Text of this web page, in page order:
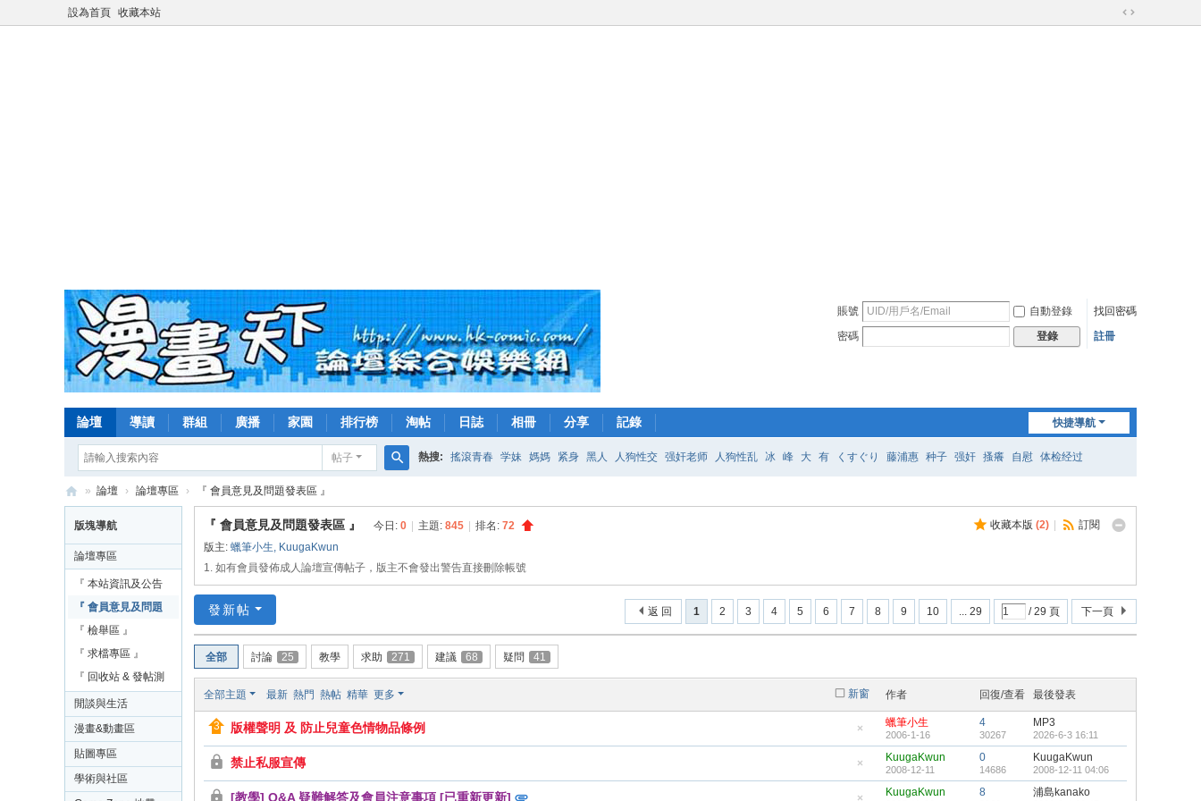
設為首頁 收藏本站
切
賬號 自動登錄
找回密碼
密碼
登錄 註冊
快捷導航
論壇 導讀 群組 廣播 家園 排行榜 淘帖 日誌 相冊 分享 記錄
帖子
索
熱搜: 搖滾青春 学妹 媽媽 紧身 黑人 人狗性交 强奸老师 人狗性乱 冰 峰 大 有 くすぐり 藤浦惠 种子 强奸 搔癢 自慰 体检经过
畫
天
合
娛
樂
網
» 論壇 › 論壇專區 › 『 會員意見及問題發表區 』
版塊導航
論壇專區
『 本站資訊及公告
區 』
『 會員意見及問題
發表區 』
『 檢舉區 』
『 求檔專區 』
『 回收站 & 發帖測
試區』
閒談與生活
漫畫&動畫區
貼圖專區
學術與社區
收藏本版 (2) 訂閱
『 會員意見及問題發表區 』 今日: 0 主題: 845 排名: 72
版主: 蠟筆小生, KuugaKwun
1. 如有會員發佈成人論壇宣傳帖子，版主不會發出警告直接刪除帳號
1 2 3 4 5 6 7 8 9 10 ... 29 / 29 頁 下一頁
返 回
發新帖
全部 討論 25 教學 求助 271 建議 68 疑問 41
新窗
全部主題 最新 熱門 熱帖 精華 更多 作者 回復/查看 最後發表
藏
置
帖
版權聲明 及 防止兒童色情物品條例 蠟筆小生
2006-1-16
4
30267
MP3
2026-6-3 16:11
藏
置
禁止私服宣傳 KuugaKwun
2008-12-11
0
14686
KuugaKwun
2008-12-11 04:06
[教學] Q&A 疑難解答及會員注意事項 [已重新更新] KuugaKwun 8 浦島kanako